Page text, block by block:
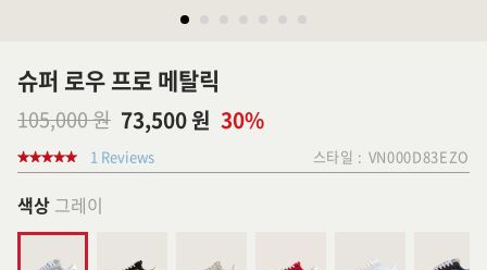
슈퍼 로우 프로 메탈릭
105,000 원 73,500 원 30%
1 Reviews 스타일 : VN000D83EZO
색상 그레이